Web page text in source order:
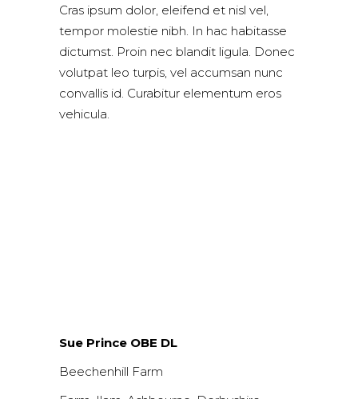
Cras ipsum dolor, eleifend et nisl vel,
tempor molestie nibh. In hac habitasse
dictumst. Proin nec blandit ligula. Donec
volutpat leo turpis, vel accumsan nunc
convallis id. Curabitur elementum eros
vehicula.
Sue Prince OBE DL
Beechenhill Farm